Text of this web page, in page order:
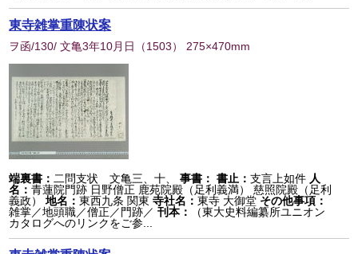
東寺雑掌重陳状案
ヲ函/130/ 文亀3年10月日 （1503） 275×470mm
端裏書： 二問支状 文亀三、十、 事書： 書止：支言上如件 人
名：青蓮院門跡 日野僧正 鹿苑院殿（足利義満） 慈照院殿（足利
義政）
地名：東西九条 関東 寺社名：東寺 大御堂 その他事項：
雑掌／地頭職／僧正／門跡／刊本：
（東大史料編纂所ユニオン
カタログへのリンクをご参...